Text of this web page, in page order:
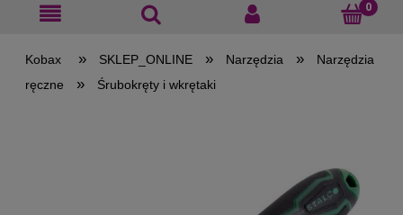
» SKLEP_ONLINE » Narzędzia »
Narzędzia
ręczne
» Śrubokręty i wkrętaki